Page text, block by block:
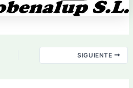
SIGUIENTE